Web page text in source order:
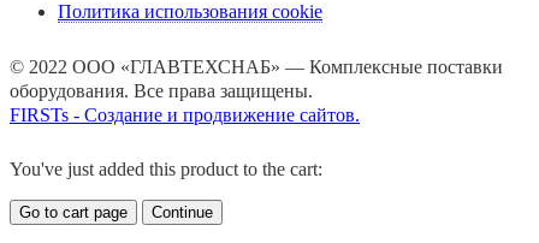
Политика использования cookie
© 2022 ООО «ГЛАВТЕХСНАБ» — Комплексные поставки
оборудования. Все права защищены.
FIRSTs - Создание и продвижение сайтов.
You've just added this product to the cart:
Go to cart page Continue